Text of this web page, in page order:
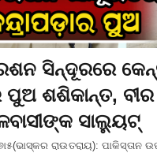
ସିନ୍ଦୂରରେ
ପୁଅ ଶଶିକାନ୍ତ,
ସାଲ୍ୟୁଟ୍‌
ରାଉତରାୟ): ପାକିସ୍ତାନ